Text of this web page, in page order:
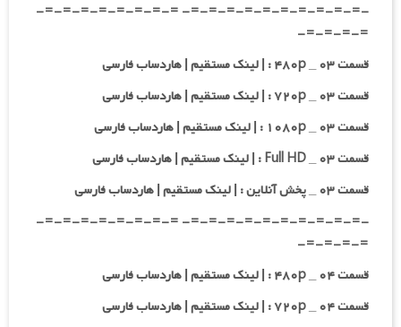
-=-=-=-=-=-=-=-=-=-=- =-=-=-=-=-=-=-=-
=-=-=-=-
قسمت ۰۳ _ ۴۸۰p : | لینک مستقیم | هاردساب فارسی
قسمت ۰۳ _ ۷۲۰p : | لینک مستقیم | هاردساب فارسی
قسمت ۰۳ _ ۱۰۸۰p : | لینک مستقیم | هاردساب فارسی
قسمت ۰۳ _ Full HD : | لینک مستقیم | هاردساب فارسی
قسمت ۰۳ _ پخش آنلاین : | لینک مستقیم | هاردساب فارسی
-=-=-=-=-=-=-=-=-=-=- =-=-=-=-=-=-=-=-
=-=-=-=-
قسمت ۰۴ _ ۴۸۰p : | لینک مستقیم | هاردساب فارسی
قسمت ۰۴ _ ۷۲۰p : | لینک مستقیم | هاردساب فارسی